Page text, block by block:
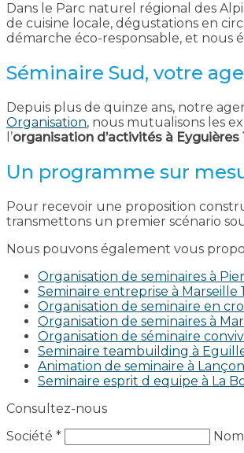
Dans le Parc naturel régional des
de cuisine locale, dégustations en
démarche éco-responsable, et nous
Séminaire Sud, votre
Depuis plus de quinze ans, notre
Organisation, nous mutualisons les
l’organisation d’activités à Eyguières
Un programme sur
Pour recevoir une proposition
transmettons un premier scénario
Nous pouvons également vous
Organisation de seminaires à
Seminaire entreprise à Marseille
Organisation de seminaire en
Organisation de seminaires à
Organisation de séminaire
Seminaire teambuilding à
Animation de seminaire à
Seminaire esprit d equipe à La
Consultez-nous
Société *